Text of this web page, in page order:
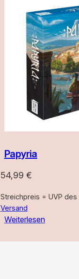
Papyria
54,99 €
Streichpreis = UVP
Versand
Weiterlesen